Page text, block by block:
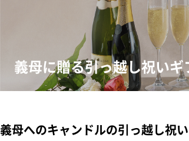
義母に贈る引っ越し祝い
義母へのキャンドルの引っ越し祝